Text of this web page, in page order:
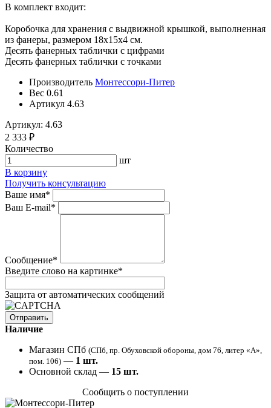
В комплект входит:
Коробочка для хранения с выдвижной крышкой, выполненная
из фанеры, размером 18х15х4 см.
Десять фанерных таблички с цифрами
Десять фанерных таблички с точками
Производитель Монтессори-Питер
Вес 0.61
Артикул 4.63
Артикул: 4.63
2 333 ₽
Количество
шт
В корзину
Получить консультацию
Ваше имя*
Ваш E-mail*
Сообщение*
Введите слово на картинке*
Защита от автоматических сообщений
Наличие
Магазин СПб (СПб, пр. Обуховской обороны, дом 76, литер «А»,
пом. 106) — 1 шт.
Основной склад — 15 шт.
Сообщить о поступлении